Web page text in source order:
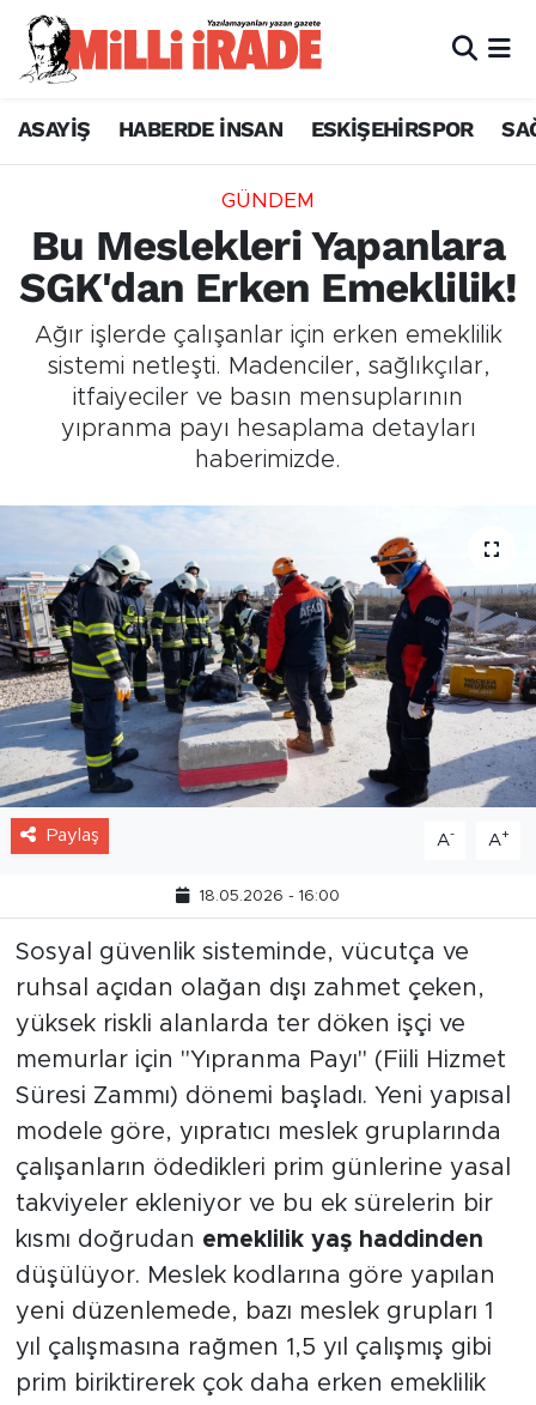
ASAYİŞ HABERDE İNSAN ESKİŞEHİRSPOR
GÜNDEM
Bu Meslekleri Yapanlara
SGK'dan Erken Emeklilik!
Ağır işlerde çalışanlar için erken emeklilik
sistemi netleşti. Madenciler, sağlıkçılar,
itfaiyeciler ve basın mensuplarının
yıpranma payı hesaplama detayları
haberimizde.
Paylaş A- A+
18.05.2026 - 16:00
Sosyal güvenlik sisteminde, vücutça ve
ruhsal açıdan olağan dışı zahmet çeken,
yüksek riskli alanlarda ter döken işçi ve
memurlar için "Yıpranma Payı" (Fiili Hizmet
Süresi Zammı) dönemi başladı. Yeni yapısal
modele göre, yıpratıcı meslek gruplarında
çalışanların ödedikleri prim günlerine yasal
takviyeler ekleniyor ve bu ek sürelerin bir
kısmı doğrudan emeklilik yaş haddinden
düşülüyor. Meslek kodlarına göre yapılan
yeni düzenlemede, bazı meslek grupları 1
yıl çalışmasına rağmen 1,5 yıl çalışmış gibi
prim biriktirerek çok daha erken emeklilik